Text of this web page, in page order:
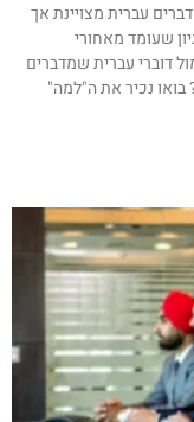
עברית מצויינת אך
שעומד מאחורי
דוברי עברית שמדברים
נכיר את ה"למה"